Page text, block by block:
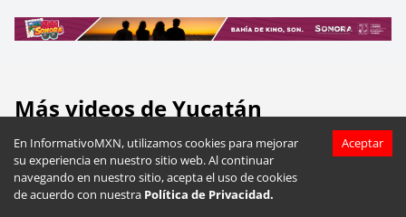
En InformativoMXN, utilizamos cookies para mejorar
su experiencia en nuestro sitio web. Al continuar
navegando en nuestro sitio, acepta el uso de cookies
de acuerdo con nuestra Política de Privacidad.
Aceptar
Más videos deYucatán